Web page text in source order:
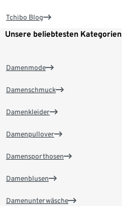
Tchibo Blog
Unsere beliebtesten Kategorien
Damenmode
Damenschmuck
Damenkleider
Damenpullover
Damensporthosen
Damenblusen
Damenunterwäsche